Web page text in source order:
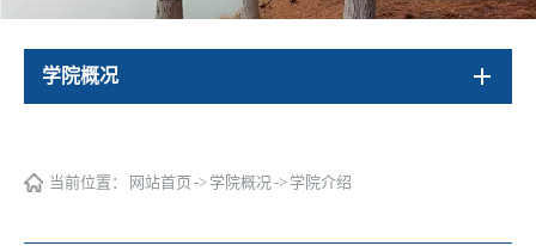
学院概况
当前位置： 网站首页 ->学院概况 ->学院介绍